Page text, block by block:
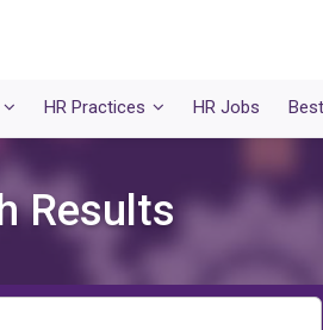
HR Practices HR Jobs
Results